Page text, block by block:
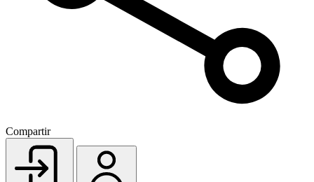
Compartir